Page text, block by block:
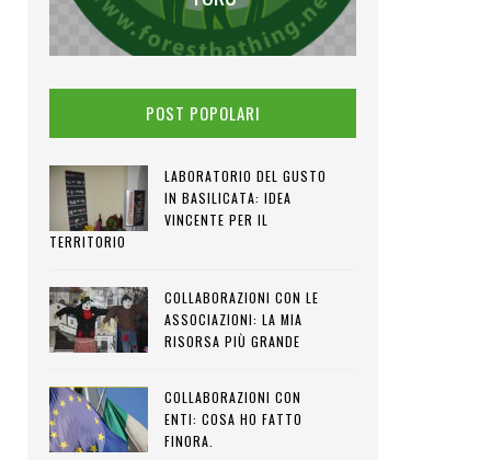
POST POPOLARI
LABORATORIO DEL GUSTO
IN BASILICATA: IDEA
VINCENTE PER IL
TERRITORIO
COLLABORAZIONI CON LE
ASSOCIAZIONI: LA MIA
RISORSA PIÙ GRANDE
COLLABORAZIONI CON
ENTI: COSA HO FATTO
FINORA.